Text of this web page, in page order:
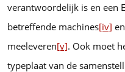
verantwoordelijk is en een
betreffende machines[iv]
meeleveren[v]. Ook moet
typeplaat van de